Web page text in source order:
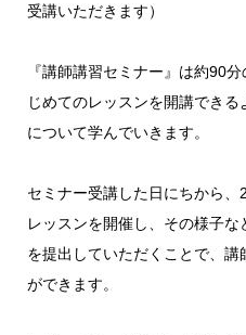
受講いただきます）
『講師講習セミナー』は約90
じめてのレッスンを開講でき
について学んでいきます。
セミナー受講した日にちから
レッスンを開催し、その様子
を提出していただくことで、
ができます。